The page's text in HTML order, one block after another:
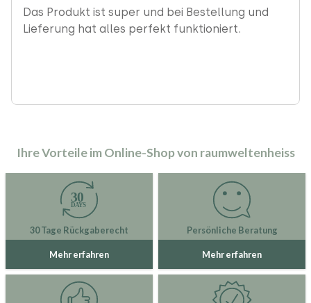
Das Produkt ist super und bei Bestellung und
Lieferung hat alles perfekt funktioniert.
Ihre Vorteile im Online-Shop von raumweltenheiss
30 Tage Rückgaberecht
Mehr erfahren
Persönliche Beratung
Mehr erfahren